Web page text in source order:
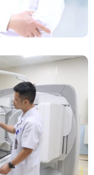
Hình Thế Hệ
Và Điều Trị
Tỉnh Phú Thọ